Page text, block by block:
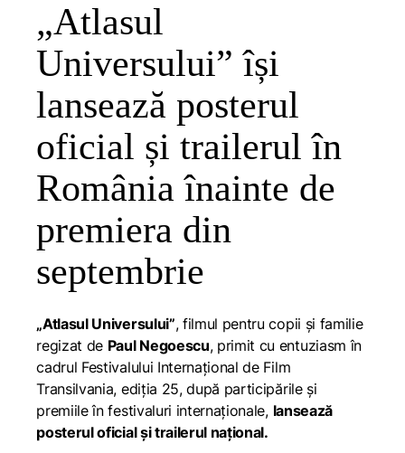
„Atlasul
Universului” își
lansează posterul
oficial și trailerul în
România înainte de
premiera din
septembrie
„Atlasul Universului”, filmul pentru copii și familie
regizat de Paul Negoescu, primit cu entuziasm în
cadrul Festivalului Internațional de Film
Transilvania, ediția 25, după participările și
premiile în festivaluri internaționale, lansează
posterul oficial și trailerul național.